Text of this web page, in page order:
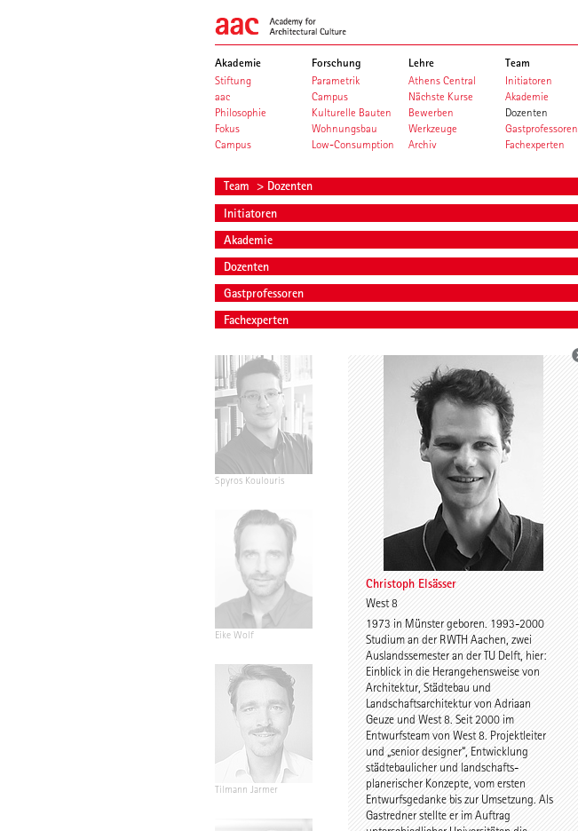
Akademie
Stiftung
aac
Philosophie
Fokus
Campus
Forschung
Parametrik
Campus
Kulturelle Bauten
Wohnungsbau
Low-Consumption
Lehre
Athens Central
Nächste Kurse
Bewerben
Werkzeuge
Archiv
Team
Initiatoren
Akademie
Dozenten
Gastprofessoren
Fachexperten
Team > Dozenten
Initiatoren
Akademie
Dozenten
Gastprofessoren
Fachexperten
Spyros Koulouris Jannis Renner
Eike Wolf Guido Roth Annekathrin Bake
Tilmann Jarmer Daniel Schöning Birgit Gebhardt
Christoph Elsässer
West 8
1973 in Münster geboren. 1993-2000
Studium an der RWTH Aachen, zwei
Auslandssemester an der TU Delft, hier:
Einblick in die Herangehensweise von
Architektur, Städtebau und
Landschaftsarchitektur von Adriaan
Geuze und West 8. Seit 2000 im
Entwurfsteam von West 8. Projektleiter
und „senior designer“, Entwicklung
städtebaulicher und landschafts-
planerischer Konzepte, vom ersten
Entwurfsgedanke bis zur Umsetzung. Als
Gastredner stellte er im Auftrag